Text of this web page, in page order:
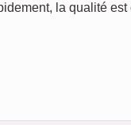
la qualité est